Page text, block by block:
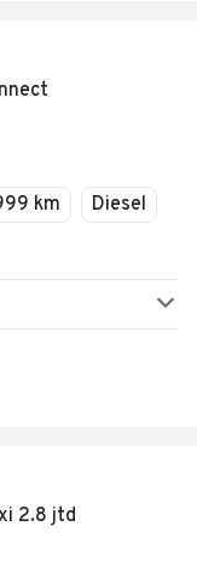
km
Diesel
2.8 jtd